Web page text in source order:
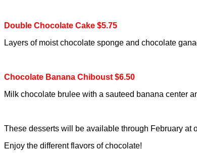
Double Chocolate Cake $5.75
Layers of moist chocolate sponge and chocolate
Chocolate Banana Chiboust $6.50
Milk chocolate brulee with a sauteed banana center
These desserts will be available through February
Enjoy the different flavors of chocolate!